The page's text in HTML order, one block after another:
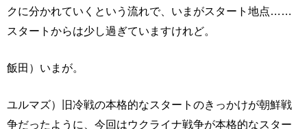
クに分かれていくという流れで、いまがスタート地点……
スタートからは少し過ぎていますけれど。
飯田）いまが。
ユルマズ）旧冷戦の本格的なスタートのきっかけが朝鮮戦
争だったように、今回はウクライナ戦争が本格的なスター